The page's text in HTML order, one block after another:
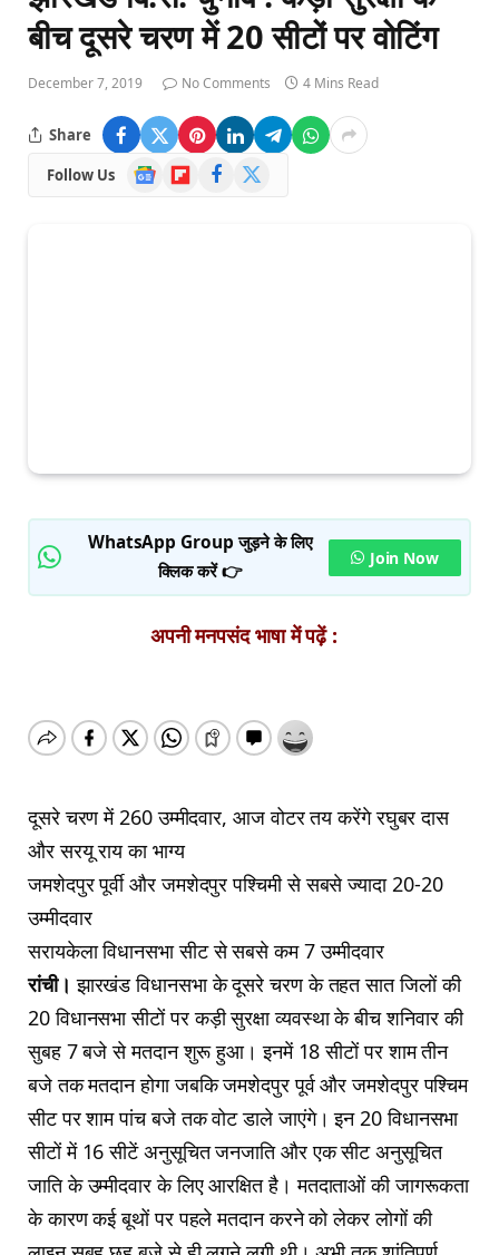
बीच दूसरे चरण में 20 सीटों पर वोटिंग
December 7, 2019 No Comments 4 Mins Read
Share
Follow Us
Google
News
FlipboardFacebook
WhatsApp Group जुड़ने के लिए
क्लिक करें 👉
Join Now
अपनी मनपसंद भाषा में पढ़ें :
दूसरे चरण में 260 उम्मीदवार, आज वोटर तय करेंगे रघुबर दास
और सरयू राय का भाग्य
जमशेदपुर पूर्वी और जमशेदपुर पश्चिमी से सबसे ज्यादा 20-20
उम्मीदवार
सरायकेला विधानसभा सीट से सबसे कम 7 उम्मीदवार
रांची। झारखंड विधानसभा के दूसरे चरण के तहत सात जिलों की
20 विधानसभा सीटों पर कड़ी सुरक्षा व्यवस्था के बीच शनिवार की
सुबह 7 बजे से मतदान शुरू हुआ। इनमें 18 सीटों पर शाम तीन
बजे तक मतदान होगा जबकि जमशेदपुर पूर्व और जमशेदपुर पश्चिम
सीट पर शाम पांच बजे तक वोट डाले जाएंगे। इन 20 विधानसभा
सीटों में 16 सीटें अनुसूचित जनजाति और एक सीट अनुसूचित
जाति के उम्मीदवार के लिए आरक्षित है। मतदाताओं की जागरूकता
के कारण कई बूथों पर पहले मतदान करने को लेकर लोगों की